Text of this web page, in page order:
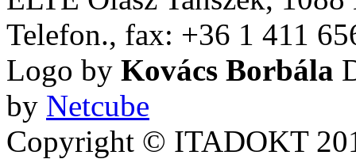
Telefon., fax: +36 1 411
Logo by Kovács Borbála
by Netcube
Copyright © ITADOKT